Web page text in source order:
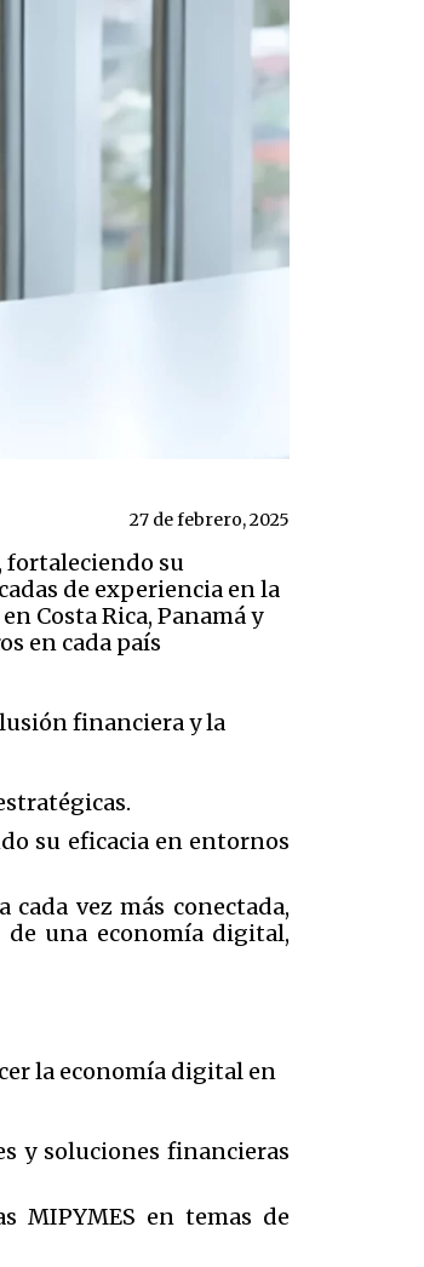
27 de febrero, 2025
fortaleciendo su
de experiencia en la
Costa Rica, Panamá y
en cada país
financiera y la
su eficacia en entornos
vez más conectada,
una economía digital,
la economía digital en
y soluciones financieras
MIPYMES en temas de